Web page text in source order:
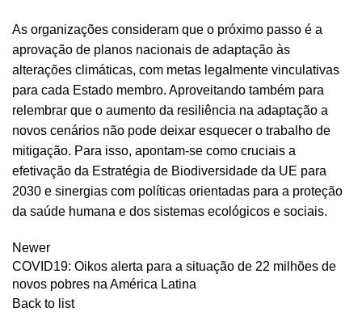
As organizações consideram que o próximo passo é a
aprovação de planos nacionais de adaptação às
alterações climáticas, com metas legalmente vinculativas
para cada Estado membro. Aproveitando também para
relembrar que o aumento da resiliência na adaptação a
novos cenários não pode deixar esquecer o trabalho de
mitigação. Para isso, apontam-se como cruciais a
efetivação da Estratégia de Biodiversidade da UE para
2030 e sinergias com políticas orientadas para a proteção
da saúde humana e dos sistemas ecológicos e sociais.
Newer
COVID19: Oikos alerta para a situação de 22 milhões de
novos pobres na América Latina
Back to list